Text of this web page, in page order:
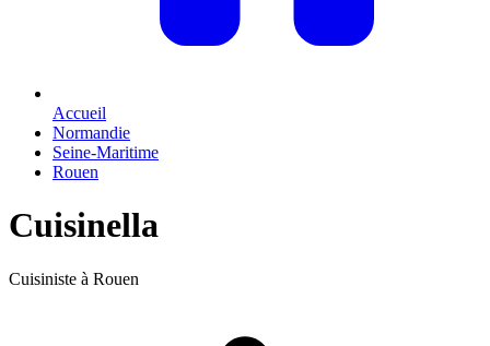
Accueil
Normandie
Seine-Maritime
Rouen
Cuisinella
Cuisiniste à Rouen